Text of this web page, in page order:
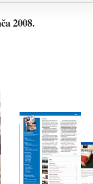
2008.